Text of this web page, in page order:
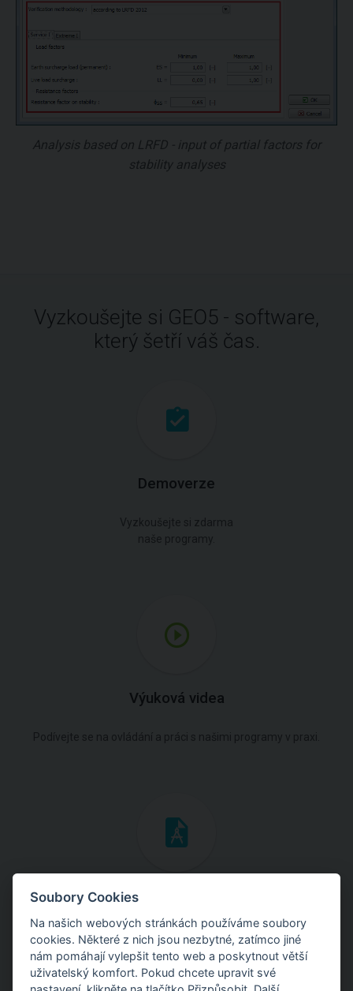
Analysis based on LRFD - input of partial factors for
stability analyses
Vyzkoušejte si GEO5 - software,
který šetří váš čas.
Demoverze
Vyzkoušejte si zdarma
naše programy.
Výuková videa
Podívejte se na ovládání a práci s našimi programy v praxi.
Inženýrské manuály
Stáhněte si manuály s teoretickými i praktickými ukázkami
použití programů.
Soubory Cookies
Na našich webových stránkách používáme soubory
cookies. Některé z nich jsou nezbytné, zatímco jiné
nám pomáhají vylepšit tento web a poskytnout větší
uživatelský komfort. Pokud chcete upravit své